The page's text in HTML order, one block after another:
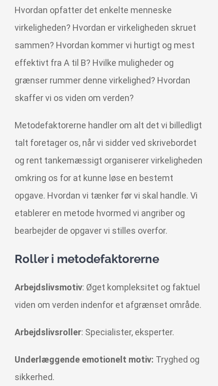
Hvordan opfatter det enkelte menneske
virkeligheden? Hvordan er virkeligheden skruet
sammen? Hvordan kommer vi hurtigt og mest
effektivt fra A til B? Hvilke muligheder og
grænser rummer denne virkelighed? Hvordan
skaffer vi os viden om verden?
Metodefaktorerne handler om alt det vi billedligt
talt foretager os, når vi sidder ved skrivebordet
og rent tankemæssigt organiserer virkeligheden
omkring os for at kunne løse en bestemt
opgave. Hvordan vi tænker før vi skal handle. Vi
etablerer en metode hvormed vi angriber og
bearbejder de opgaver vi stilles overfor.
Roller i metodefaktorerne
Arbejdslivsmotiv: Øget kompleksitet og faktuel
viden om verden indenfor et afgrænset område.
Arbejdslivsroller: Specialister, eksperter.
Underlæggende emotionelt motiv: Tryghed og
sikkerhed.